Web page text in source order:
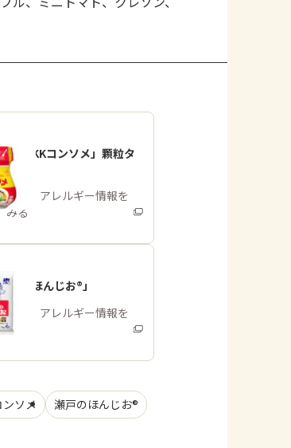
の素KKコンソメ」顆粒タ
商品・アレルギー情報を
みる
戸のほんじお®」
商品・アレルギー情報を
みる
ソメ 瀬戸のほんじお®